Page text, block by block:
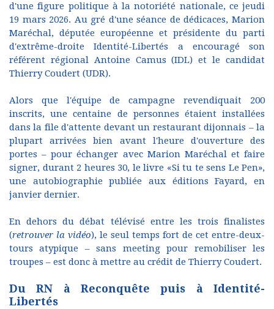
d'une figure politique à la notoriété nationale, ce jeudi
19 mars 2026. Au gré d'une séance de dédicaces, Marion
Maréchal, députée européenne et présidente du parti
d'extrême-droite Identité-Libertés a encouragé son
référent régional Antoine Camus (IDL) et le candidat
Thierry Coudert (UDR).
Alors que l'équipe de campagne revendiquait 200
inscrits, une centaine de personnes étaient installées
dans la file d'attente devant un restaurant dijonnais – la
plupart arrivées bien avant l'heure d'ouverture des
portes – pour échanger avec Marion Maréchal et faire
signer, durant 2 heures 30, le livre «Si tu te sens Le Pen»,
une autobiographie publiée aux éditions Fayard, en
janvier dernier.
En dehors du débat télévisé entre les trois finalistes
(retrouver la vidéo), le seul temps fort de cet entre-deux-
tours atypique – sans meeting pour remobiliser les
troupes – est donc à mettre au crédit de Thierry Coudert.
Du RN à Reconquête puis à Identité-
Libertés